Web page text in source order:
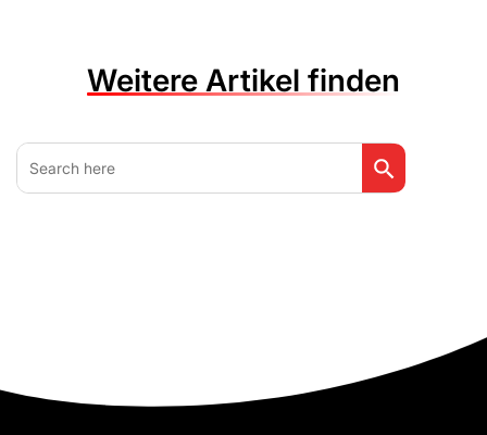
Weitere Artikel finden
Search
for:
Search Button